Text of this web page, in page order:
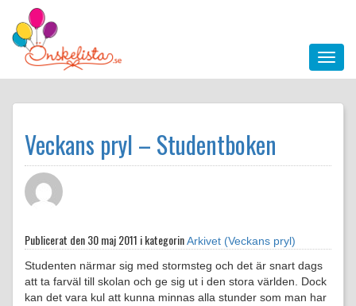
Veckans pryl – Studentboken
Publicerat den30 maj 2011 i kategorinArkivet (Veckans pryl)
Studenten närmar sig med stormsteg och det är snart dags
att ta farväl till skolan och ge sig ut i den stora världen. Dock
kan det vara kul att kunna minnas alla stunder som man har